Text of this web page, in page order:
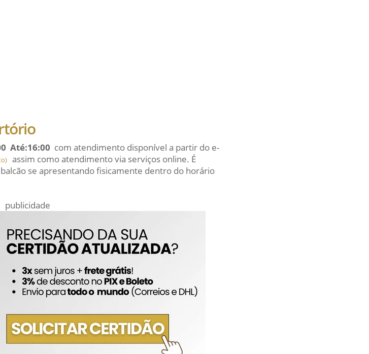
Até:16:00 com atendimento disponível a partir do e-
assim como atendimento via serviços online. É
se apresentando fisicamente dentro do horário
publicidade